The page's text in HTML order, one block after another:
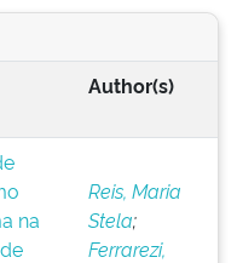
Author(s)
na
Reis, Maria
Stela;
Ferrarezi,